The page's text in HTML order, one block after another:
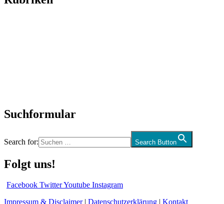
Suchformular
Search for: Search Button
Folgt uns!
Facebook TwitterYoutube Instagram
Impressum & Disclaimer| Datenschutzerklärung | Kontakt